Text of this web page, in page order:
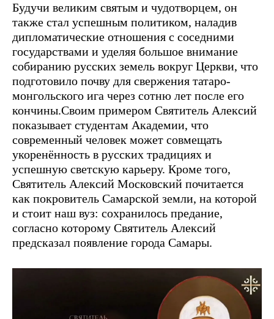
Будучи великим святым и чудотворцем, он
также стал успешным политиком, наладив
дипломатические отношения с соседними
государствами и уделяя большое внимание
собиранию русских земель вокруг Церкви, что
подготовило почву для свержения татаро-
монгольского ига через сотню лет после его
кончины.Своим примером Святитель Алексий
показывает студентам Академии, что
современный человек может совмещать
укоренённость в русских традициях и
успешную светскую карьеру. Кроме того,
Святитель Алексий Московский почитается
как покровитель Самарской земли, на которой
и стоит наш вуз: сохранилось предание,
согласно которому Святитель Алексий
предсказал появление города Самары.